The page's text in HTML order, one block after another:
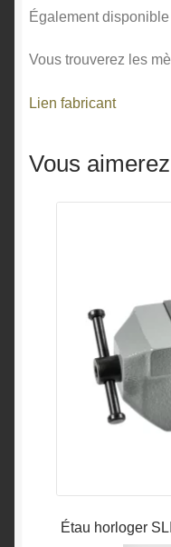
Également disponible
Vous trouverez les
Lien fabricant
Vous
Étau horloger